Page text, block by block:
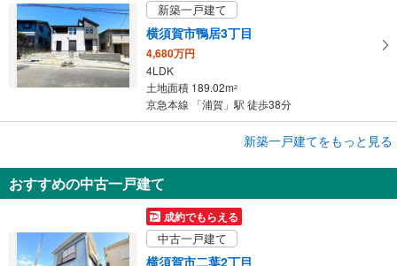
新築一戸建て
横須賀市鴨居3丁目
4,680万円
4LDK
土地面積 189.02m2
京急本線 「浦賀」駅 徒歩38分
横須賀市浦上台2丁目
3,850万円
4LDK
土地面積 97.34m
京急本線 「浦賀」駅 徒歩8分
新築一戸建てをもっと見る
おすすめの中古一戸建て
成約でもらえる
中古一戸建て
横須賀市二葉2丁目